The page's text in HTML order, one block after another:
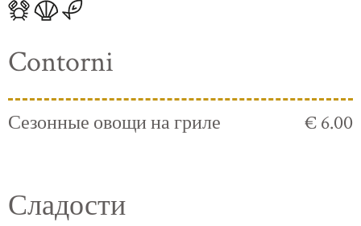
Contorni
Сезонные овощи на гриле € 6.00
Сладости